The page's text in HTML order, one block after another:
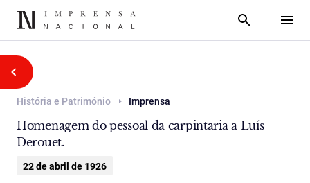
História e Património Imprensa
Homenagem do pessoal da carpintaria a Luís
Derouet.
22 de abril de 1926